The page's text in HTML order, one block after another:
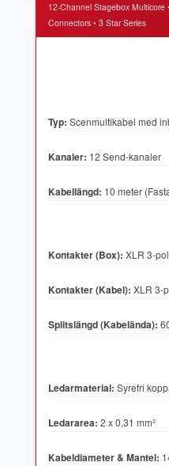
12-Channel Stagebox Multicore
Connectors • 3 Star Series
Typ: Scenmultikabel med
Kanaler: 12 Send-kanaler
Kabellängd: 10 meter
Kontakter (Box): XLR 3-
Kontakter (Kabel): XLR 3-
Splitslängd (Kabelända):
Ledarmaterial: Syrefri
Ledararea: 2 x 0,31 mm²
Kabeldiameter & Mantel: